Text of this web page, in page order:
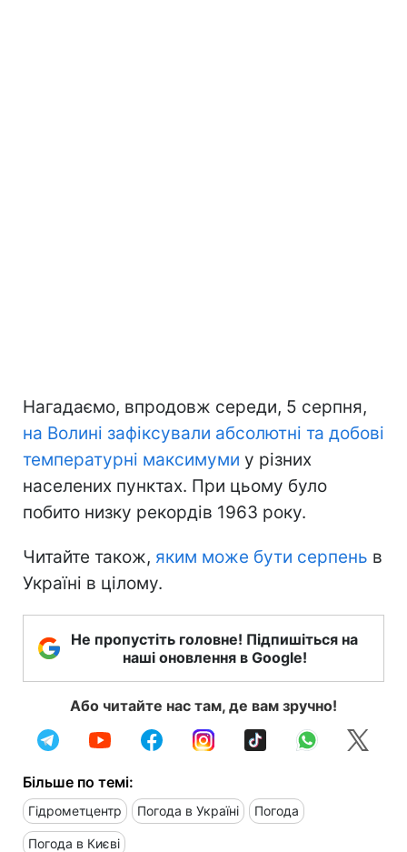
Нагадаємо, впродовж середи, 5 серпня,
на Волині зафіксували абсолютні та добові
температурні максимуми у різних
населених пунктах. При цьому було
побито низку рекордів 1963 року.
Читайте також, яким може бути серпень в
Україні в цілому.
Не пропустіть головне! Підпишіться на
наші оновлення в Google!
Або читайте нас там, де вам зручно!
Більше по темі:
Гідрометцентр Погода в Україні Погода
Погода в Києві